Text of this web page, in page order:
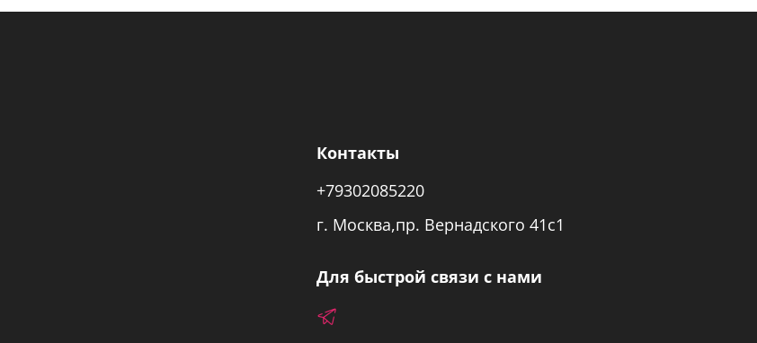
Контакты
+79302085220
г. Москва,пр. Вернадского 41с1
Для быстрой связи с нами